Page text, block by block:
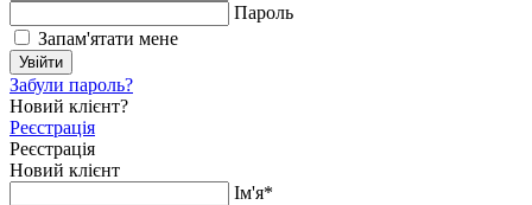
Пароль
Запам'ятати мене
Увійти
Забули пароль?
Новий клієнт?
Реєстрація
Реєстрація
Новий клієнт
Ім'я*